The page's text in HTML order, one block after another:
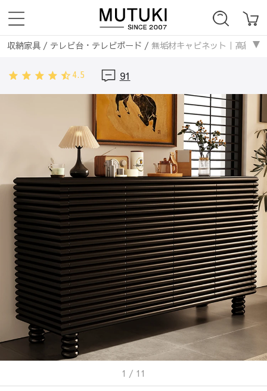
収納家具/ テレビ台・テレビボード / 無垢材キャビネット｜高級感
収納家具/キャビネット・サイドボード
収納家具/チェスト・タンス/無垢材キャビネット｜高級感漂う
シューズラック・下駄箱/無垢材キャビネット｜高級感
収納棚・ボックス・ケース/ 無垢材キャビネット｜高
食器棚・キッチンボード/無垢材キャビネット｜高級感
ハンガーラック・ボールハンガー/無垢材キャビネット
/パイプ/無垢材キャビネット｜高級感漂うデザインで
収納家具/竹集成材/無垢材キャビネット｜高級感漂うデザイン
収納家具/無垢材/無垢材キャビネット｜高級感漂うデザインで
収納家具/ラタン編み/無垢材キャビネット｜高級感漂うデザイ
収納家具/ナチュラル/無垢材キャビネット｜高級感漂うデザイ
収納家具/ヴィンテージ/無垢材キャビネット｜高級感漂うデザ
収納家具
/ カントリー/無垢材キャビネット｜高級感漂うデザイ
収納家具
/北欧/無垢材キャビネット｜高級感漂うデザインでお
収納家具
モダン/無垢材キャビネット｜高級感漂うデザインで
収納家具
韓国風/無垢材キャビネット｜高級感漂うデザインで
収納家具/ライトリュクス/無垢材キャビネット｜高級感漂うデ
収納家具 / ゴージャス 無垢材キャビネット｜高級感漂うデザイ
4.5 91
1 / 11